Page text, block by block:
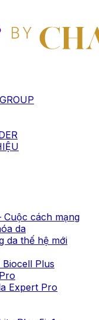
Cuộc cách mạng
da
da thế hệ mới
Plus
Expert Pro